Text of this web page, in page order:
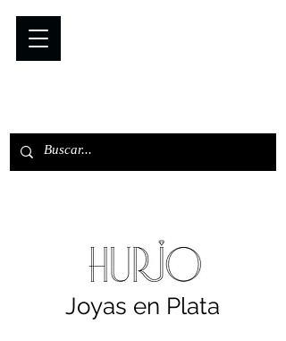
Joyas en Plata